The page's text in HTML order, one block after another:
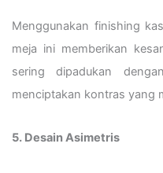
Menggunakan finishing
meja ini memberikan
sering dipadukan
menciptakan kontras yang
5. Desain Asimetris